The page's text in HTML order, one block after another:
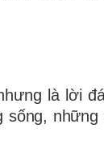
là lời
sống,